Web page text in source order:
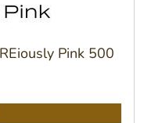
Pink 500